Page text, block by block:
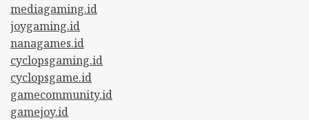
mediagaming.id
joygaming.id
nanagames.id
cyclopsgaming.id
cyclopsgame.id
gamecommunity.id
gamejoy.id